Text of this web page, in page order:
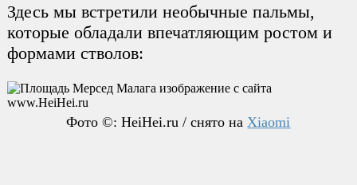
Здесь мы встретили необычные пальмы,
которые обладали впечатляющим ростом и
формами стволов:
Фото ©: HeiHei.ru / снято на Xiaomi